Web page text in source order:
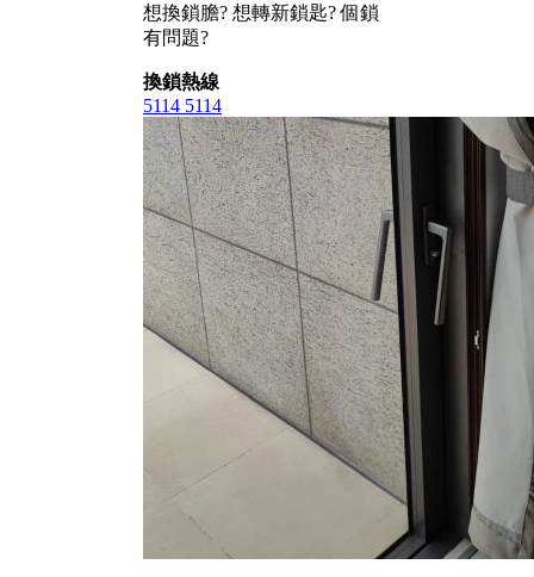
想換鎖膽? 想轉新鎖匙? 個鎖
有問題?
換鎖熱線
5114 5114